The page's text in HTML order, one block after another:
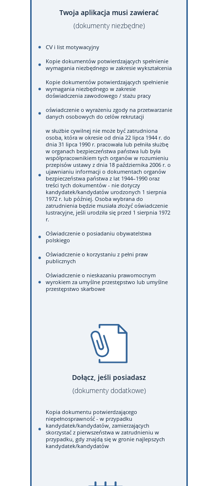
Twoja aplikacja musi zawierać
(dokumenty niezbędne)
CV i list motywacyjny
Kopie dokumentów potwierdzających spełnienie
wymagania niezbędnego w zakresie wykształcenia
Kopie dokumentów potwierdzających spełnienie
wymagania niezbędnego w zakresie
doświadczenia zawodowego / stażu pracy
oświadczenie o wyrażeniu zgody na przetwarzanie
danych osobowych do celów rekrutacji
w służbie cywilnej nie może być zatrudniona
osoba, która w okresie od dnia 22 lipca 1944 r. do
dnia 31 lipca 1990 r. pracowała lub pełniła służbę
w organach bezpieczeństwa państwa lub była
współpracownikiem tych organów w rozumieniu
przepisów ustawy z dnia 18 października 2006 r. o
ujawnianiu informacji o dokumentach organów
bezpieczeństwa państwa z lat 1944–1990 oraz
treści tych dokumentów - nie dotyczy
kandydatek/kandydatów urodzonych 1 sierpnia
1972 r. lub później. Osoba wybrana do
zatrudnienia będzie musiała złożyć oświadczenie
lustracyjne, jeśli urodziła się przed 1 sierpnia 1972
r.
Oświadczenie o posiadaniu obywatelstwa
polskiego
Oświadczenie o korzystaniu z pełni praw
publicznych
Oświadczenie o nieskazaniu prawomocnym
wyrokiem za umyślne przestępstwo lub umyślne
przestępstwo skarbowe
Dołącz, jeśli posiadasz
(dokumenty dodatkowe)
Kopia dokumentu potwierdzającego
niepełnosprawność - w przypadku
kandydatek/kandydatów, zamierzających
skorzystać z pierwszeństwa w zatrudnieniu w
przypadku, gdy znajdą się w gronie najlepszych
kandydatek/kandydatów